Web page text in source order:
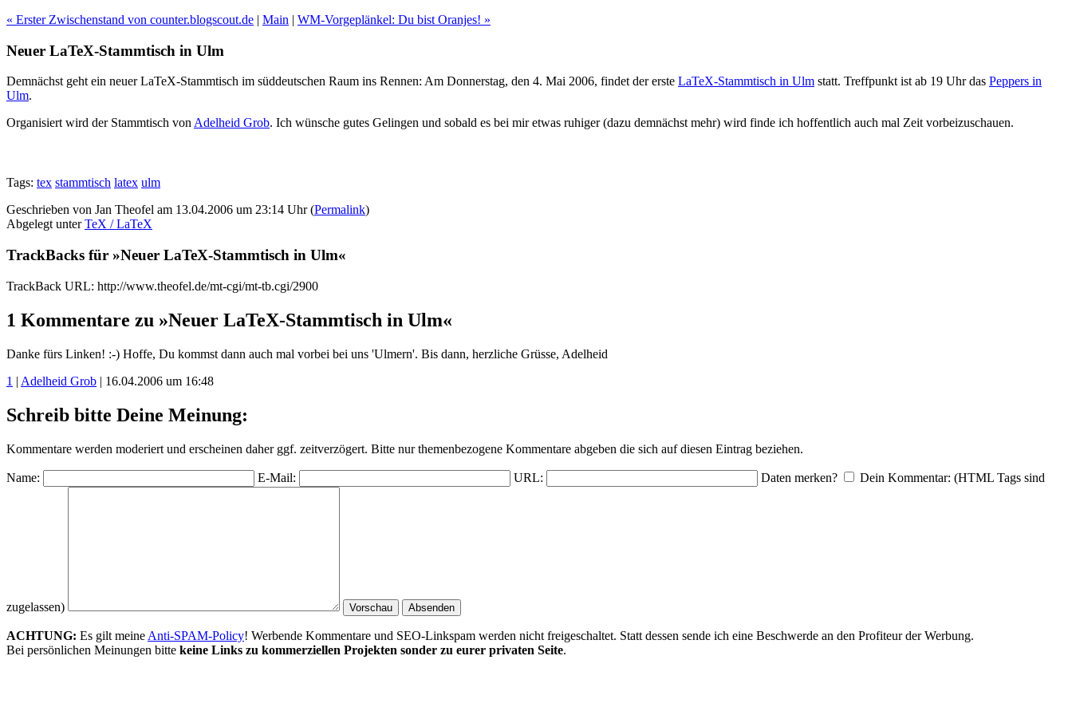
« Erster Zwischenstand von counter.blogscout.de | Main | WM-Vorgeplänkel: Du bist Oranjes! »
Neuer LaTeX-Stammtisch in Ulm
Demnächst geht ein neuer LaTeX-Stammtisch im süddeutschen Raum ins Rennen: Am Donnerstag, den 4. Mai 2006, findet der erste LaTeX-Stammtisch in Ulm statt. Treffpunkt ist ab 19 Uhr das Peppers in
Ulm.
Organisiert wird der Stammtisch vonAdelheid Grob. Ich wünsche gutes Gelingen und sobald es bei mir etwas ruhiger (dazu demnächst mehr) wird finde ich hoffentlich auch mal Zeit vorbeizuschauen.
Tags: tex stammtisch latex ulm
Geschrieben von Jan Theofel am 13.04.2006 um 23:14 Uhr (Permalink)
Abgelegt unterTeX / LaTeX
TrackBacks für »Neuer LaTeX-Stammtisch in Ulm«
TrackBack URL: http://www.theofel.de/mt-cgi/mt-tb.cgi/2900
1 Kommentare zu »Neuer LaTeX-Stammtisch in Ulm«
Danke fürs Linken! :-) Hoffe, Du kommst dann auch mal vorbei bei uns 'Ulmern'. Bis dann, herzliche Grüsse, Adelheid
1 | Adelheid Grob | 16.04.2006 um 16:48
Schreib bitte Deine Meinung:
Kommentare werden moderiert und erscheinen daher ggf. zeitverzögert. Bitte nur themenbezogene Kommentare abgeben die sich auf diesen Eintrag beziehen.
Name: E-Mail: URL: Daten merken? Dein Kommentar: (HTML Tags sind
zugelassen)
ACHTUNG: Es gilt meine Anti-SPAM-Policy! Werbende Kommentare und SEO-Linkspam werden nicht freigeschaltet. Statt dessen sende ich eine Beschwerde an den Profiteur der Werbung.
Bei persönlichen Meinungen bitte keine Links zu kommerziellen Projekten sonder zu eurer privaten Seite.